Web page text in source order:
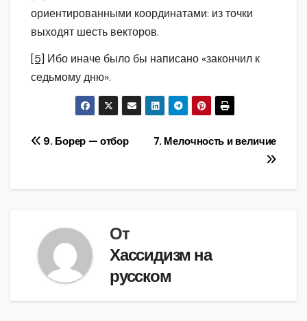
ориентированными координатами: из точки
выходят шесть векторов.
[5] Ибо иначе было бы написано «закончил к
седьмому дню».
Навигация
7. Мелочность и величие
9. Борер — отбор
От
Хассидизм на
русском